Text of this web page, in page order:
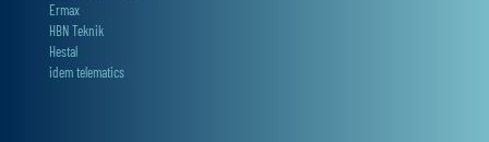
Ermax
HBN Teknik
Hestal
idem telematics